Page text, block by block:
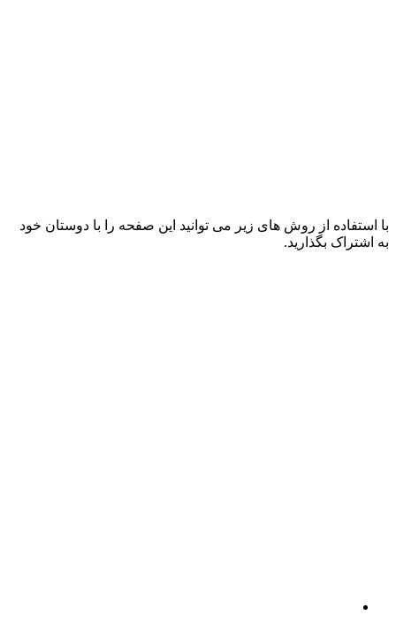
با استفاده از روش های زیر می توانید این صفحه را با دوستان خود
به اشتراک بگذارید.